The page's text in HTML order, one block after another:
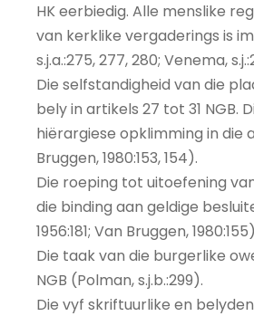
HK eerbiedig. Alle menslike
van kerklike vergaderings is
s.j.a.:275, 277, 280; Venema,
Die selfstandigheid van die
bely in artikels 27 tot 31
hiërargiese opklimming in die
Bruggen, 1980:153, 154).
Die roeping tot uitoefening
die binding aan geldige
1956:181; Van Bruggen,
Die taak van die burgerlike
NGB (Polman, s.j.b.:299).
Die vyf skriftuurlike en